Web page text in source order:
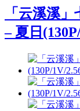
「云溪溪
– 夏日